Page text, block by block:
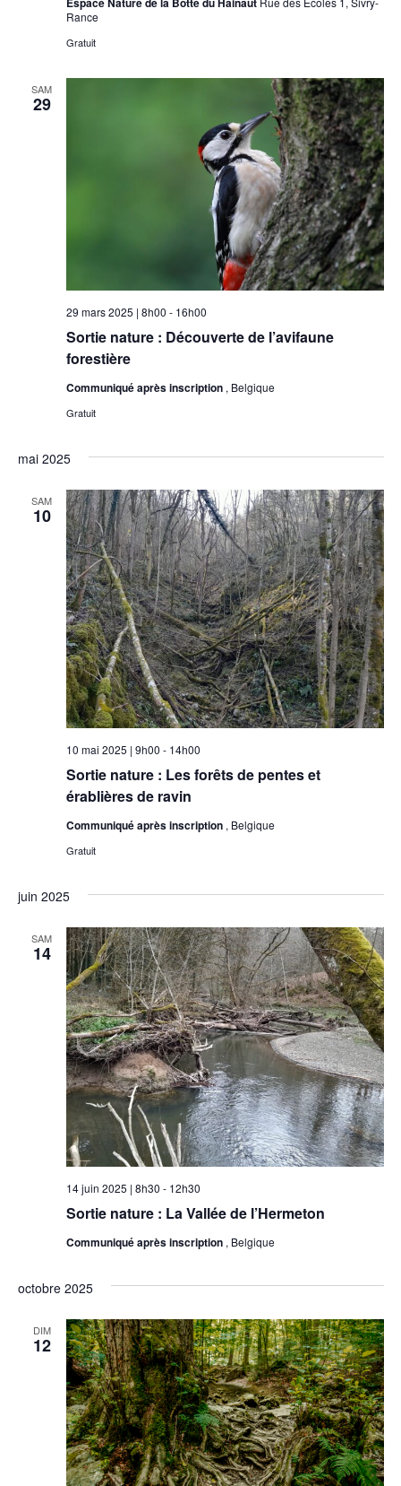
Rance
Gratuit
SAM
29
Sortie nature : Découverte de l’avifaune
forestière
29 mars 2025 | 8h00 - 16h00
Communiqué après inscription , Belgique
Gratuit
mai 2025
SAM
10
Sortie nature : Les forêts de pentes et
érablières de ravin
10 mai 2025 | 9h00 - 14h00
Communiqué après inscription , Belgique
Gratuit
juin 2025
SAM
14
Sortie nature : La Vallée de l’Hermeton
14 juin 2025 | 8h30 - 12h30
Communiqué après inscription , Belgique
octobre 2025
DIM
12